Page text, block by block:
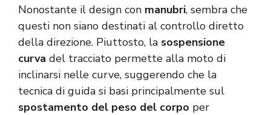
Nonostante il design con manubri, sembra che
questi non siano destinati al controllo diretto
della direzione. Piuttosto, la sospensione
curva del tracciato permette alla moto di
inclinarsi nelle curve, suggerendo che la
tecnica di guida si basi principalmente sul
spostamento del peso del corpo per